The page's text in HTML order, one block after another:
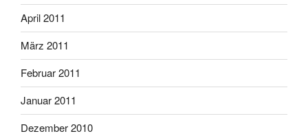
April 2011
März 2011
Februar 2011
Januar 2011
Dezember 2010